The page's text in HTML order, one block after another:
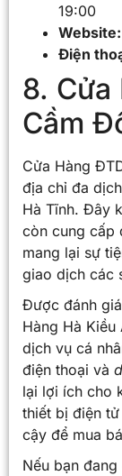
19:00
Website:
Điện
8.
Cầm
Cửa Hàng
địa chỉ đa
Hà Tĩnh. Đây
còn cung cấp
mang lại sự
giao dịch các
Được đánh
Hàng Hà
dịch vụ cá
điện thoại và
lại lợi ích cho
thiết bị điện
cậy để mua
Nếu bạn